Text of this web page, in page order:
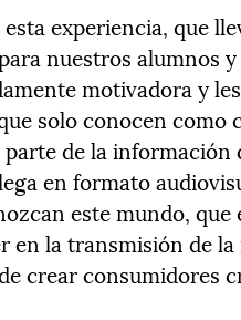
experiencia, que
nuestros alumnos
motivadora y
solo conocen como
de la información
en formato
este mundo, que
en la transmisión de
crear consumidores